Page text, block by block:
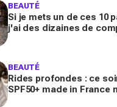
BEAUTÉ
Si je mets un de ces 10
j'ai des dizaines de
BEAUTÉ
Rides profondes : ce
SPF50+ made in France